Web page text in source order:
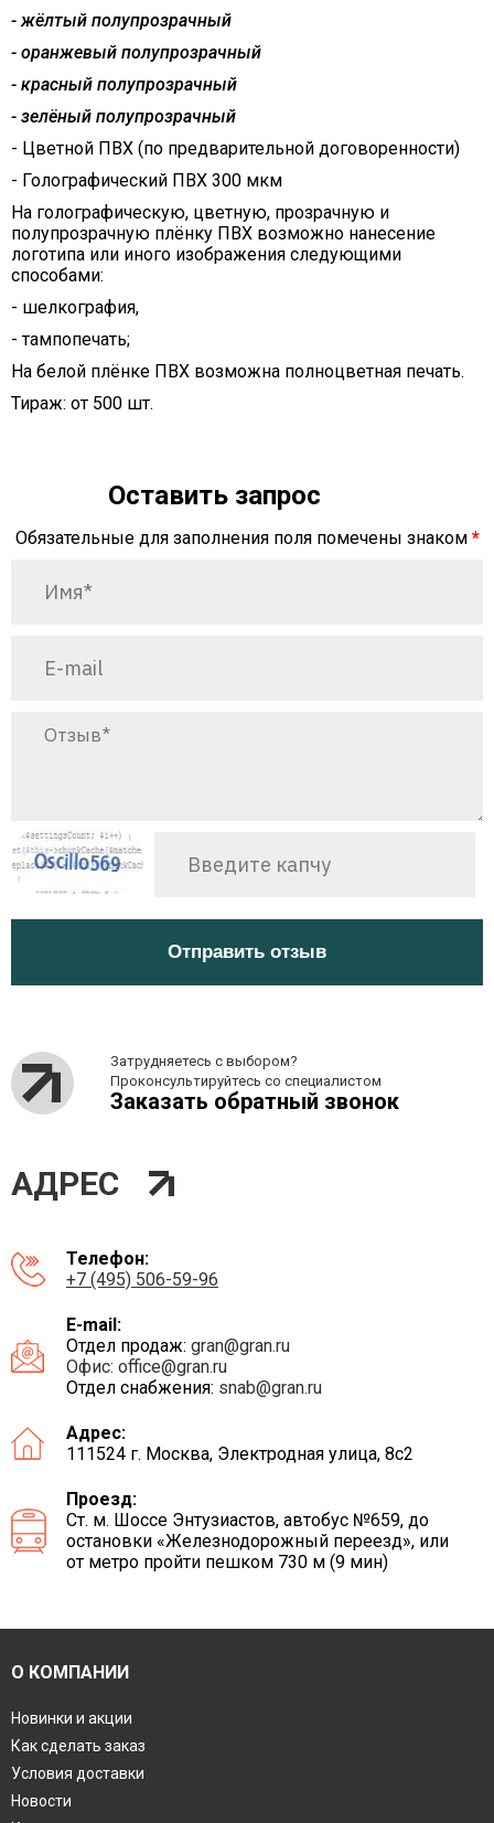
-жёлтый полупрозрачный
- оранжевый полупрозрачный
- красный полупрозрачный
- зелёный полупрозрачный
- Цветной ПВХ (по предварительной договоренности)
- Голографический ПВХ 300 мкм
На голографическую, цветную, прозрачную и
полупрозрачную плёнку ПВХ возможно нанесение
логотипа или иного изображения следующими
способами:
- шелкография,
- тампопечать;
На белой плёнке ПВХ возможна полноцветная печать.
Тираж: от 500 шт.
Оставить запрос
Обязательные для заполнения поля помечены знаком *
Отправить отзыв
Затрудняетесь с выбором?
Проконсультируйтесь со специалистом
Заказать обратный звонок
АДРЕС
Телефон:
+7 (495) 506-59-96
E-mail:
Отдел продаж: gran@gran.ru
Офис: office@gran.ru
Отдел снабжения: snab@gran.ru
Адрес:
111524 г. Москва, Электродная улица, 8с2
Проезд:
Ст. м. Шоссе Энтузиастов, автобус №659, до
остановки «Железнодорожный переезд», или
от метро пройти пешком 730 м (9 мин)
О КОМПАНИИ
Новинки и акции
Как сделать заказ
Условия доставки
Новости